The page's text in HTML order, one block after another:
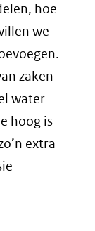
hoe
we
zaken
water
hoog is
extra